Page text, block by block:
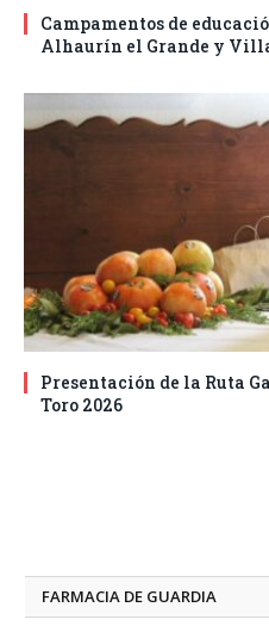
Campamentos de
Alhaurín el Grande y
Presentación de la Ruta
Toro 2026
FARMACIA DE GUARDIA